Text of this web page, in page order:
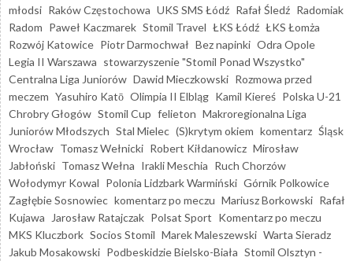
młodsi Raków Częstochowa UKS SMS Łódź Rafał Śledź Radomiak
Radom Paweł Kaczmarek Stomil Travel ŁKS Łódź ŁKS Łomża
Rozwój Katowice Piotr Darmochwał Bez napinki Odra Opole
Legia II Warszawa stowarzyszenie "Stomil Ponad Wszystko"
Centralna Liga Juniorów Dawid Mieczkowski Rozmowa przed
meczem Yasuhiro Katō Olimpia II Elbląg Kamil Kiereś Polska U-21
Chrobry Głogów Stomil Cup felieton Makroregionalna Liga
Juniorów Młodszych Stal Mielec (S)krytym okiem komentarz Śląsk
Wrocław Tomasz Wełnicki Robert Kiłdanowicz Mirosław
Jabłoński Tomasz Wełna Irakli Meschia Ruch Chorzów
Wołodymyr Kowal Polonia Lidzbark Warmiński Górnik Polkowice
Zagłębie Sosnowiec komentarz po meczu Mariusz Borkowski Rafał
Kujawa
Jarosław Ratajczak Polsat Sport Komentarz po meczu
MKS Kluczbork Socios Stomil Marek Maleszewski Warta Sieradz
Jakub Mosakowski Podbeskidzie Bielsko-Biała Stomil Olsztyn -